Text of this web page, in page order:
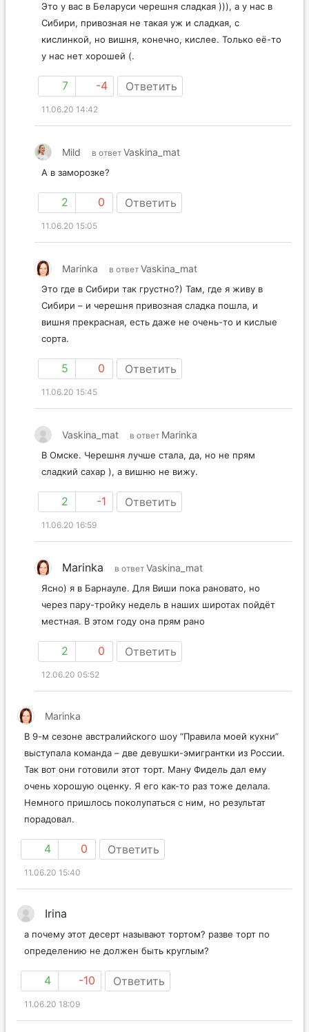
Это у вас в Беларуси черешня сладкая ))), а у нас в
Сибири, привозная не такая уж и сладкая, с
кислинкой, но вишня, конечно, кислее. Только её-то
у нас нет хорошей (.
7 -4 Ответить
11.06.20 14:42
Mild в ответ Vaskina_mat
А в заморозке?
2 0 Ответить
11.06.20 15:05
Marinka в ответ Vaskina_mat
Это где в Сибири так грустно?) Там, где я живу в
Сибири – и черешня привозная сладка пошла, и
вишня прекрасная, есть даже не очень-то и кислые
сорта.
5 0 Ответить
11.06.20 15:45
Vaskina_mat в ответ Marinka
В Омске. Черешня лучше стала, да, но не прям
сладкий сахар ), а вишню не вижу.
2 -1 Ответить
11.06.20 16:59
Marinka в ответ Vaskina_mat
Ясно) я в Барнауле. Для Виши пока рановато, но
через пару-тройку недель в наших широтах пойдёт
местная. В этом году она прям рано
2 0 Ответить
12.06.20 05:52
Marinka
В 9-м сезоне австралийского шоу “Правила моей кухни”
выступала команда – две девушки-эмигрантки из России.
Так вот они готовили этот торт. Ману Фидель дал ему
очень хорошую оценку. Я его как-то раз тоже делала.
Немного пришлось поколупаться с ним, но результат
порадовал.
4 0 Ответить
11.06.20 15:40
Irina
а почему этот десерт называют тортом? разве торт по
определению не должен быть круглым?
4 -10 Ответить
11.06.20 18:09